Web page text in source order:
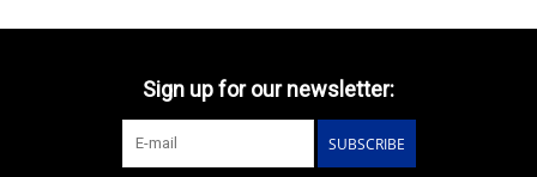
Sign up for our newsletter:
SUBSCRIBE